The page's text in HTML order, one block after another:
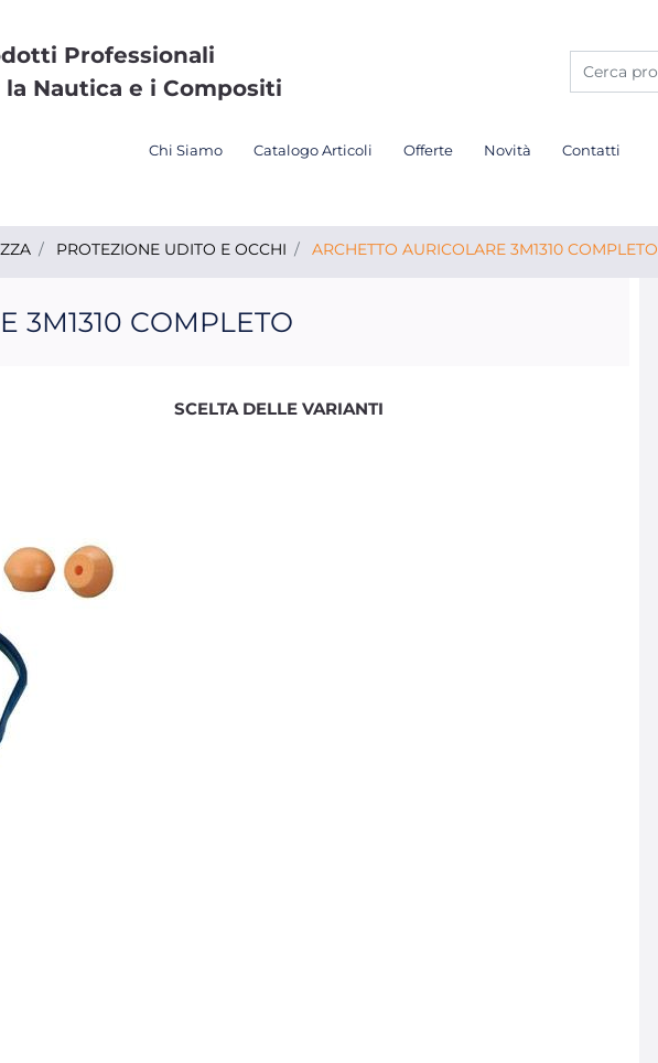
Professionali
la Nautica e i Compositi
Chi Siamo Catalogo Articoli Offerte Novità Contatti
PROTEZIONE UDITO E OCCHI ARCHETTO AURICOLARE 3M1310 COMPLETO
3M1310 COMPLETO
SCELTA DELLE VARIANTI